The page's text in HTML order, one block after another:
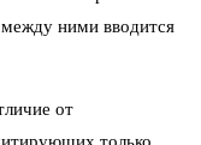
ними вводится
от
только